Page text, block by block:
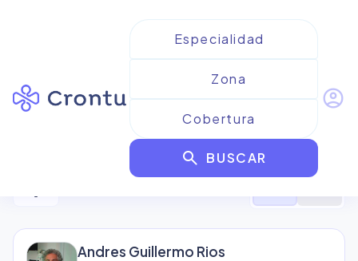
search BUSCAR
account_circle
Resultados paraOSPA
filter_alt
Andres Guillermo Rios